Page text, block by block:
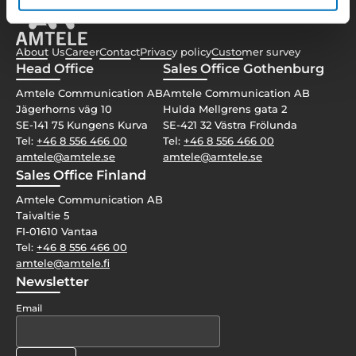
About UsCareerContactPrivacy policyCustomer survey
Head Office
Amtele Communication AB
Jägerhorns väg 10
SE-141 75 Kungens Kurva
Tel: +46 8 556 466 00
amtele@amtele.se
Sales Office Gothenburg
Amtele Communication AB
Hulda Mellgrens gata 2
SE-421 32 Västra Frölunda
Tel: +46 8 556 466 00
amtele@amtele.se
Sales Office Finland
Amtele Communication AB
Taivaltie 5
FI-01610 Vantaa
Tel: +46 8 556 466 00
amtele@amtele.fi
Newsletter
Email